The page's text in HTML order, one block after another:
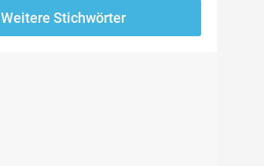
Weitere Stichwörter